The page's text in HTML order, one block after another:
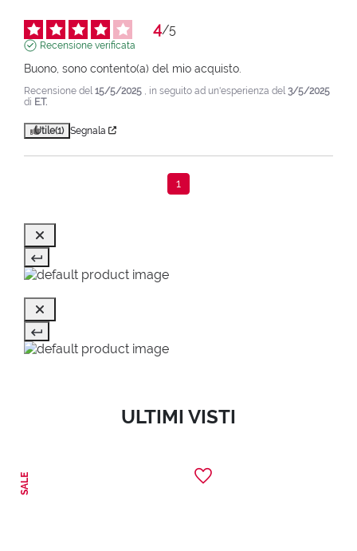
4/5
Recensione verificata
Buono, sono contento(a) del mio acquisto.
Recensione del 15/5/2025 , in seguito ad un'esperienza del 3/5/2025
di E.T.
Utile(1) Segnala
1
ULTIMI VISTI
SALE